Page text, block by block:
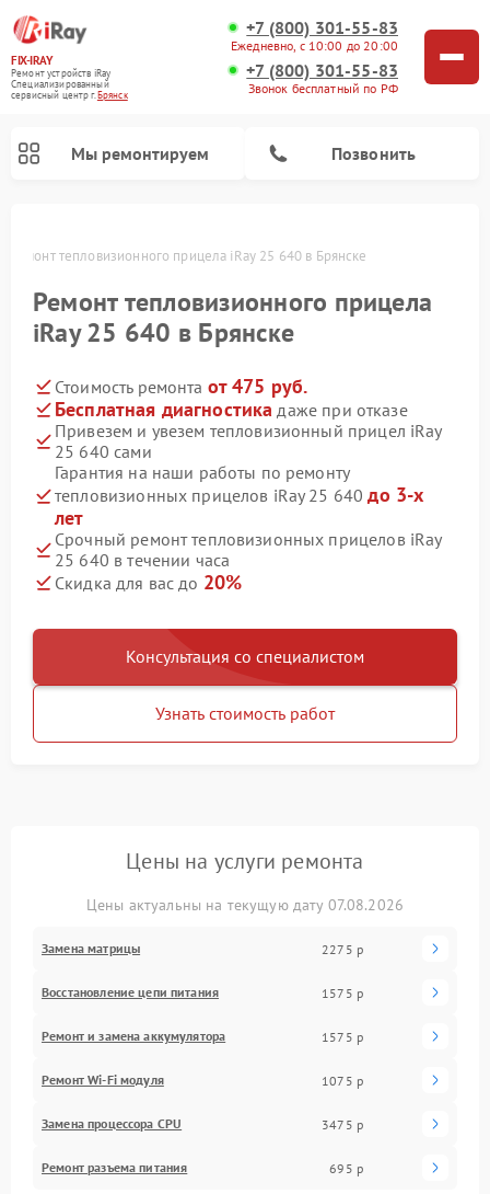
FIX-IRAY
Ремонт устройств iRay
Специализированный
cервисный центр г.Брянск
+7 (800) 301-55-83
Ежедневно, с 10:00 до 20:00
+7 (800) 301-55-83
Звонок бесплатный по РФ
Мы ремонтируем Позвонить
Ремонт тепловизионного прицела iRay 25 640 в Брянске
Ремонт тепловизионного прицела
iRay 25 640 в Брянске
Стоимость ремонта от 475 руб.
Бесплатная диагностика даже при отказе
Привезем и увезем тепловизионный прицел iRay
25 640 сами
Гарантия на наши работы по ремонту
тепловизионных прицелов iRay 25 640до 3-х
лет
Срочный ремонт тепловизионных прицелов iRay
25 640 в течении часа
Скидка для вас до 20%
Консультация со специалистом
Узнать стоимость работ
Цены на услуги ремонта
Цены актуальны на текущую дату 07.08.2026
Замена матрицы 2275 р
Восстановление цепи питания 1575 р
Ремонт и замена аккумулятора 1575 р
Ремонт Wi-Fi модуля 1075 р
Замена процессора CPU 3475 р
Ремонт разъема питания 695 р